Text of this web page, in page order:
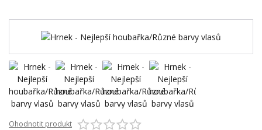
Ohodnotit produkt